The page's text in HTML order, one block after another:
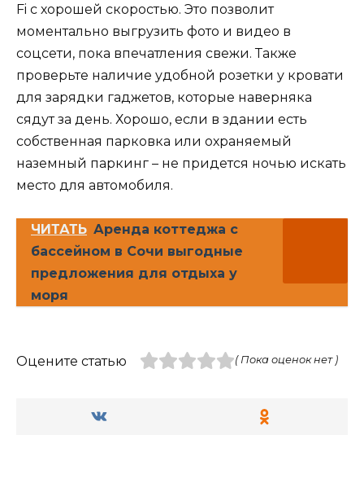
Fi с хорошей скоростью. Это позволит
моментально выгрузить фото и видео в
соцсети, пока впечатления свежи. Также
проверьте наличие удобной розетки у кровати
для зарядки гаджетов, которые наверняка
сядут за день. Хорошо, если в здании есть
собственная парковка или охраняемый
наземный паркинг – не придется ночью искать
место для автомобиля.
ЧИТАТЬ Аренда коттеджа с
бассейном в Сочи выгодные
предложения для отдыха у
моря
Оцените статью ( Пока оценок нет )